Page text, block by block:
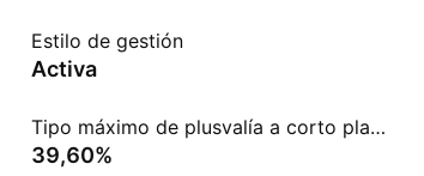
Estilo de gestión
Activa
Tipo máximo de plusvalía a corto plazo
39,60%